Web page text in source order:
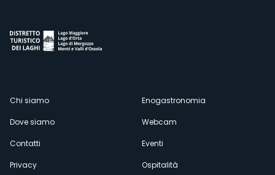
Menù
secondario
Chi siamo
Dove siamo
Contatti
Privacy
Enogastronomia
Webcam
Eventi
Ospitalità